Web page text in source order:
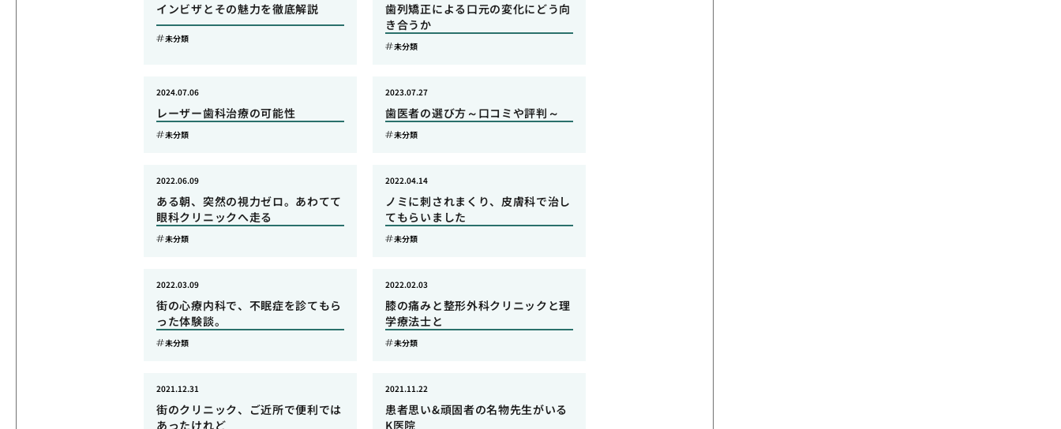
インビザとその魅力を徹底解説
未分類
歯列矯正による口元の変化にどう向
き合うか
未分類
レーザー歯科治療の可能性
2024.07.06
未分類
歯医者の選び方～口コミや評判～
2023.07.27
未分類
ある朝、突然の視力ゼロ。あわてて
眼科クリニックへ走る
2022.06.09
未分類
ノミに刺されまくり、皮膚科で治し
てもらいました
2022.04.14
未分類
街の心療内科で、不眠症を診てもら
った体験談。
2022.03.09
未分類
膝の痛みと整形外科クリニックと理
学療法士と
2022.02.03
未分類
街のクリニック、ご近所で便利では
あったけれど
2021.12.31
患者思い&頑固者の名物先生がいる
K医院
2021.11.22